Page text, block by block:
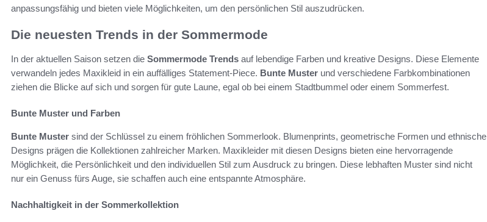
anpassungsfähig und bieten viele Möglichkeiten, um den persönlichen Stil auszudrücken.
Die neuesten Trends in der Sommermode
In der aktuellen Saison setzen die Sommermode Trends auf lebendige Farben und kreative Designs. Diese Elemente
verwandeln jedes Maxikleid in ein auffälliges Statement-Piece. Bunte Muster und verschiedene Farbkombinationen
ziehen die Blicke auf sich und sorgen für gute Laune, egal ob bei einem Stadtbummel oder einem Sommerfest.
Bunte Muster und Farben
Bunte Muster sind der Schlüssel zu einem fröhlichen Sommerlook. Blumenprints, geometrische Formen und ethnische
Designs prägen die Kollektionen zahlreicher Marken. Maxikleider mit diesen Designs bieten eine hervorragende
Möglichkeit, die Persönlichkeit und den individuellen Stil zum Ausdruck zu bringen. Diese lebhaften Muster sind nicht
nur ein Genuss fürs Auge, sie schaffen auch eine entspannte Atmosphäre.
Nachhaltigkeit in der Sommerkollektion